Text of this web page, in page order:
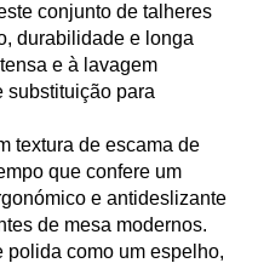
conjunto de talheres
durabilidade e longa
e à lavagem
substituição para
textura de escama de
que confere um
e antideslizante
de mesa modernos.
como um espelho,